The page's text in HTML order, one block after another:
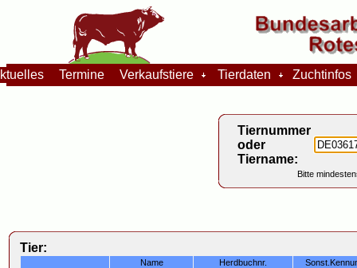
Termine Verkaufstiere Tierdaten Zuchtinfos
Tiernummer
oder
Tiername:
Bitte
Tier:
Name Herdbuchnr.